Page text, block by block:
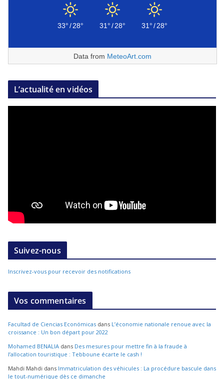
33°/28° 31°/28° 31°/28°
Data from MeteoArt.com
L’actualité en vidéos
Suivez-nous
Inscrivez-vous pour recevoir des notifications
Vos commentaires
Facultad de Ciencias Económicas dans L’économie nationale renoue avec la
croissance : Un bon départ pour 2022
Mohamed BENALIA dans Des mesures pour mettre fin à la fraude à
l’allocation touristique : Tebboune écarte le cash !
Mahdi Mahdi dans Immatriculation des véhicules : La procédure bascule dans
le tout-numérique dès ce dimanche